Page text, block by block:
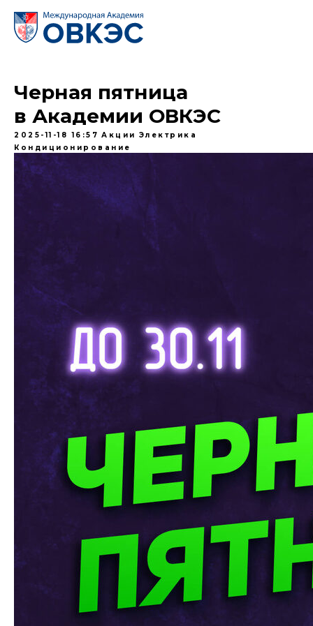
Черная пятница
в Академии ОВКЭС
2025-11-18 16:57 Акции Электрика
Кондиционирование